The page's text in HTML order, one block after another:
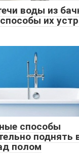
воды из
их
способы
поднять
полом